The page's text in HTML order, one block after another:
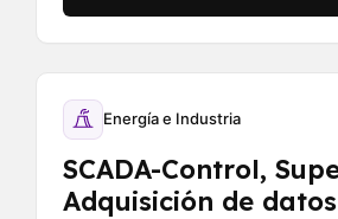
Energía e Industria
SCADA-Control,
Adquisición de